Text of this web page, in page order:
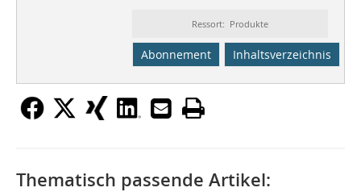
Ressort: Produkte
Abonnement Inhaltsverzeichnis
Thematisch passende Artikel: